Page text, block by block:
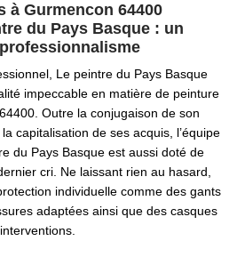
à Gurmencon 64400
du Pays Basque : un
Le peintre du Pays Basque
impeccable en matière de peinture
Outre la conjugaison de son
capitalisation de ses acquis, l’équipe
du Pays Basque est aussi doté de
cri. Ne laissant rien au hasard,
individuelle comme des gants
adaptées ainsi que des casques